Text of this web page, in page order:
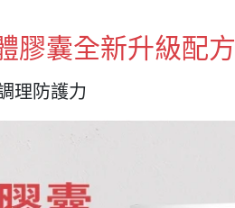
膠囊全新升級配方
理防護力